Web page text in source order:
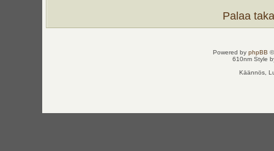
Palaa
Powered by phpBB
610nm Style
Käännös,